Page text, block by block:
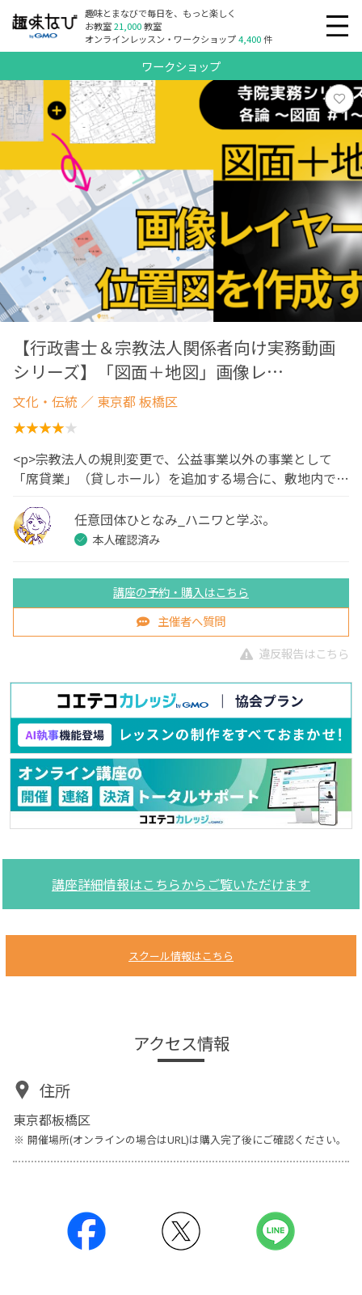
趣味とまなびで毎日を、もっと楽しく
お教室21,000教室
オンラインレッスン・ワークショップ4,400件
ワークショップ
【行政書士＆宗教法人関係者向け実務動画
シリーズ】「図面＋地図」画像レ…
文化・伝統 ／ 東京都 板橋区
<p>宗教法人の規則変更で、公益事業以外の事業として
「席貸業」（貸しホール）を追加する場合に、敷地内で…
任意団体ひとなみ_ハニワと学ぶ。
本人確認済み
講座の予約・購入はこちら
主催者へ質問
違反報告はこちら
講座詳細情報はこちらからご覧いただけます
スクール情報はこちら
アクセス情報
住所
東京都板橋区
開催場所(オンラインの場合はURL)は購入完了後にご確認ください。